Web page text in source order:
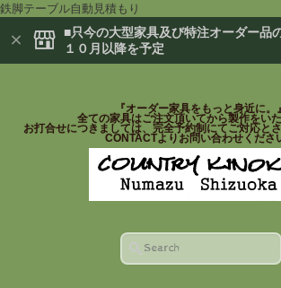
鉄脚テーブル自動見積もり
■只今の大型家具及び特注オーダー品
１０月以降を予定
『オーダー家具をもっと身近に。』
全ての家具はご注文頂いてから製作をいた
お打合せにつきましては、完全予約制にてご対応と
CONTACTよりお問い合わせくださ